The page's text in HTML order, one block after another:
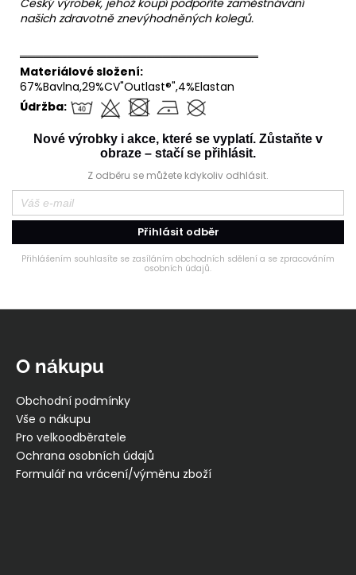
našich zdravotně znevýhodněných kolegů.
══════════════════════════════
Materiálové složení:
67%Bavlna,29%CV"Outlast®",4%Elastan
Údržba:
Nové výrobky i akce, které se vyplatí. Zůstaňte v
obraze – stačí se přihlásit.
Z odběru se můžete kdykoliv odhlásit.
Přihlásit odběr
Přihlášením souhlasíte se zasíláním obchodních sdělení a se zpracováním
osobních údajů.
O nákupu
Obchodní podmínky
Vše o nákupu
Pro velkoodběratele
Ochrana osobních údajů
Formulář na vrácení/výměnu zboží